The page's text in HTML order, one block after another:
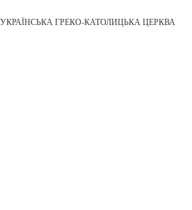
УКРАЇНСЬКА ГРЕКО-КАТОЛИЦЬКА ЦЕРКВА